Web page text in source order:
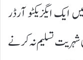
حکومت نے جنوری 2025ء میں ایک ایگزیکٹو آرڈر
تسلیم نہ کرنے